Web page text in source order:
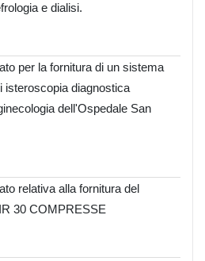
e dialisi.
per la fornitura di un sistema
isteroscopia diagnostica
dell'Ospedale San
relativa alla fornitura del
30 COMPRESSE